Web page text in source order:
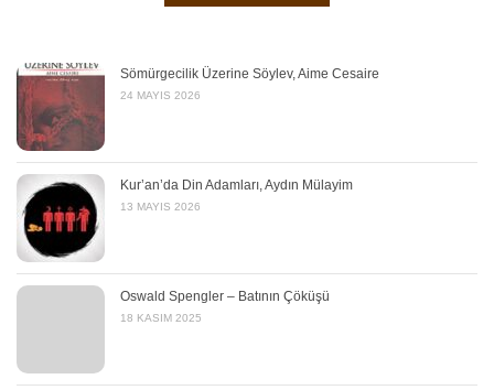
Sömürgecilik Üzerine Söylev, Aime Cesaire
24 MAYIS 2026
Kur’an’da Din Adamları, Aydın Mülayim
13 MAYIS 2026
Oswald Spengler – Batının Çöküşü
18 KASIM 2025